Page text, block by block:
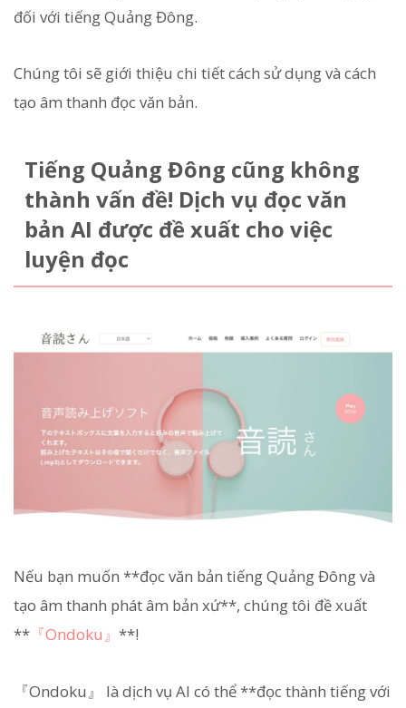
đối với tiếng Quảng Đông.
Chúng tôi sẽ giới thiệu chi tiết cách sử dụng và cách
tạo âm thanh đọc văn bản.
Tiếng Quảng Đông cũng không
thành vấn đề! Dịch vụ đọc văn
bản AI được đề xuất cho việc
luyện đọc
Nếu bạn muốn **đọc văn bản tiếng Quảng Đông và
tạo âm thanh phát âm bản xứ**, chúng tôi đề xuất
** 『Ondoku』 **!
『Ondoku』 là dịch vụ AI có thể **đọc thành tiếng với